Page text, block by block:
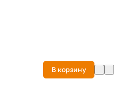
В корзину